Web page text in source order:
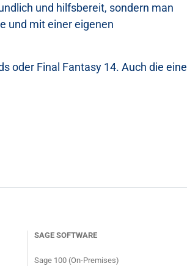
und hilfsbereit, sondern man
und mit einer eigenen
oder Final Fantasy 14. Auch die eine
SAGE SOFTWARE
Sage 100 (On-Premises)